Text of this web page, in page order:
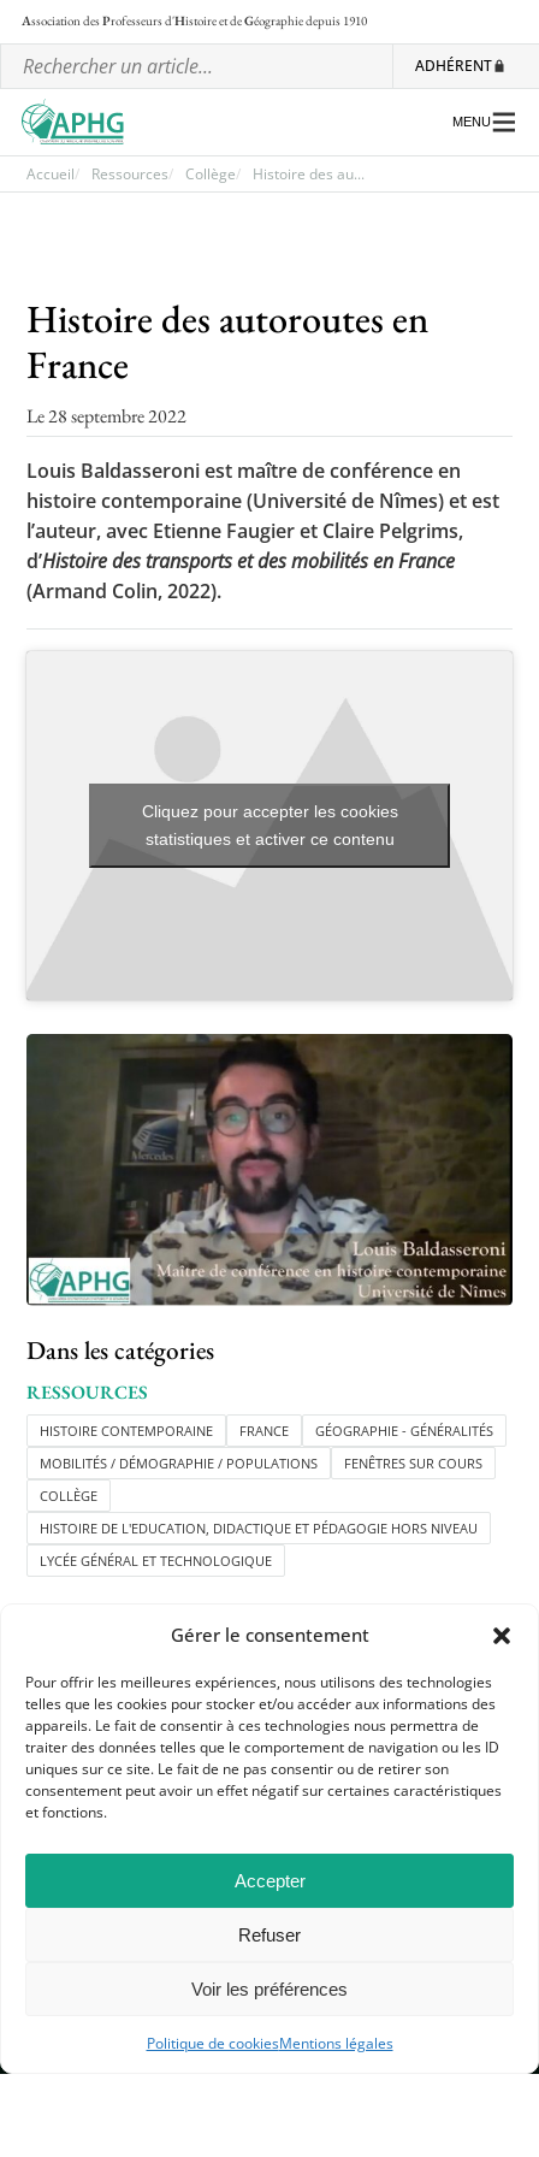
Gérer le consentement
Pour offrir les meilleures expériences, nous utilisons des technologies
telles que les cookies pour stocker et/ou accéder aux informations des
appareils. Le fait de consentir à ces technologies nous permettra de
traiter des données telles que le comportement de navigation ou les ID
uniques sur ce site. Le fait de ne pas consentir ou de retirer son
consentement peut avoir un effet négatif sur certaines caractéristiques
et fonctions.
Accepter
Refuser
Voir les préférences
Politique de cookiesMentions légales
Association desProfesseurs d'Histoire et deGéographiedepuis 1910
ADHÉRENT
Les ateliers nationaux
Lettre d’information de l’APHG
L’APHG dans la presse
Toutes les actualités
Concours de recrutement
Concours scolaires
Conférences, tables rondes
Critique d’ouvrages publiés
MENU
Accueil Ressources Collège Histoire des au...
Histoire des autoroutes en
France
Le 28 septembre 2022
Louis Baldasseroni est maître de conférence en
histoire contemporaine (Université de Nîmes) et est
l’auteur, avec Etienne Faugier et Claire Pelgrims,
d’Histoire des transports et des mobilités en France
(Armand Colin, 2022).
Cliquez pour accepter les cookies
statistiques et activer ce contenu
Dans les catégories
RESSOURCES
HISTOIRE CONTEMPORAINE FRANCE
GÉOGRAPHIE - GÉNÉRALITÉS
MOBILITÉS / DÉMOGRAPHIE / POPULATIONS
FENÊTRES SUR COURS
COLLÈGE
HISTOIRE DE L'EDUCATION, DIDACTIQUE ET PÉDAGOGIE HORS NIVEAU
LYCÉE GÉNÉRAL ET TECHNOLOGIQUE
APHG
Association des professeurs d'histoire et géographie
BP 6541 – 75065 Paris Cedex 02
MENTIONS LÉGALES